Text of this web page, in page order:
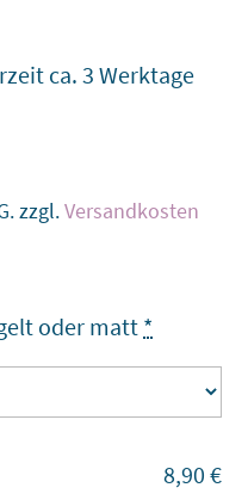
ca. 3 Werktage
zzgl.Versandkosten
oder matt *
8,90 €